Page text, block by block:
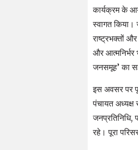
​कार्यक्रम के
स्वागत किया।
राष्ट्रभक्तों
और आत्मनिर्भर
जनसमूह’ का
​इस अवसर पर
पंचायत
जनप्रतिनिधि,
रहे। पूरा